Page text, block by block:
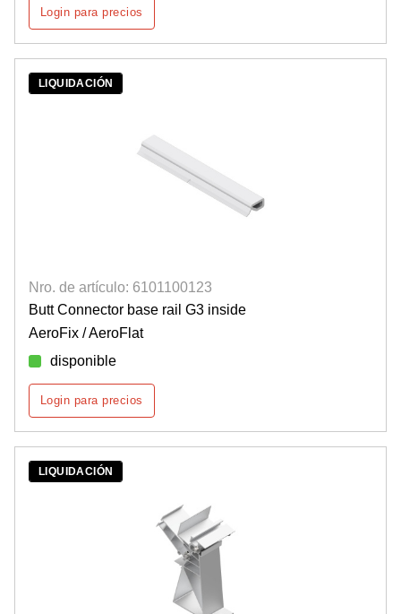
Login para precios
LIQUIDACIÓN
Nro. de artículo: 6101100123
Butt Connector base rail G3 inside
AeroFix / AeroFlat
disponible
Login para precios
LIQUIDACIÓN